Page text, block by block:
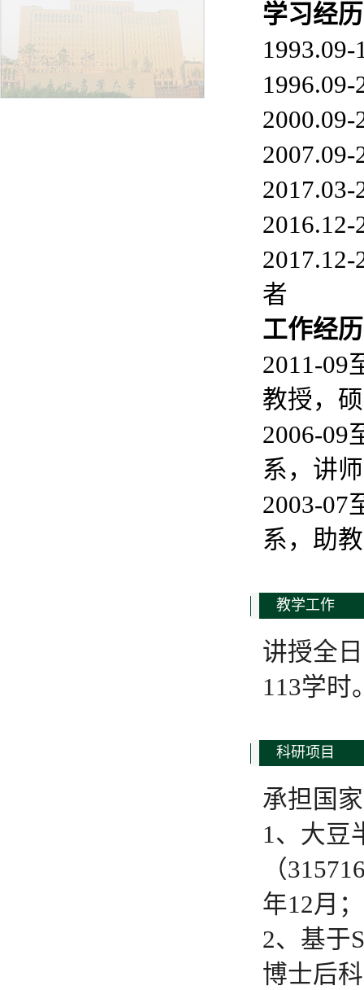
学习经
者
工作经
2011-09
教授，
2006-09
系，讲师
2003-07
系，助教
教学工作
讲授全
113学时
科研项目
承担国
1、大豆
（
年12月；
2、基于
博士后